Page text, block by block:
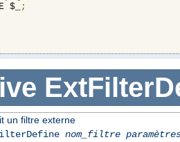
$_
;
un filtre externe
nom_filtre